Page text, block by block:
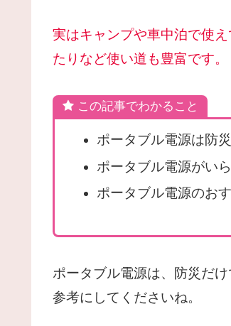
実はキャンプや車中泊で使
たりなど使い道も豊富です。
この記事でわかること
ポータブル電源は防
ポータブル電源がい
ポータブル電源のお
ポータブル電源は、防災だ
参考にしてくださいね。